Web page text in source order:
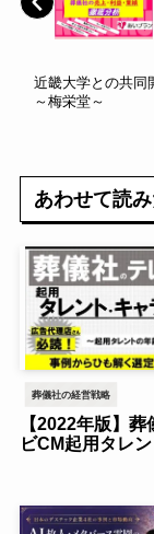
近畿大学との共同
～梅栄堂～
あわせて読
葬儀社の経営戦略
【2022年版】葬
ビCM起用タレ
ジキャラクター